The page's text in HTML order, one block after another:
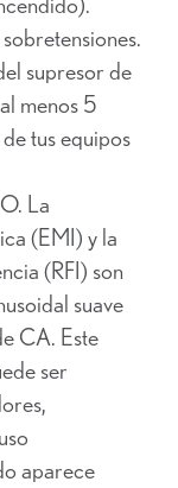
supresor de
menos 5
tus equipos
La
(EMI) y la
(RFI) son
suave
CA. Este
ser
aparece